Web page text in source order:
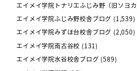
エイメイ学院トナリエふじみ野（旧ソヨ
エイメイ学院ふじみ野校舎ブログ (1,539)
エイメイ学院みずほ台校舎ブログ (2,050)
エイメイ学院南古谷校 (131)
エイメイ学院水谷校舎ブログ (589)